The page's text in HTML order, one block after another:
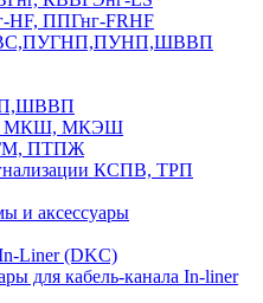
ППГнг-FRHF
МКШ, МКЭШ
ПТПЖ
КСПВ, ТРП
и аксессуары
Liner (DKC)
для кабель-канала In-liner